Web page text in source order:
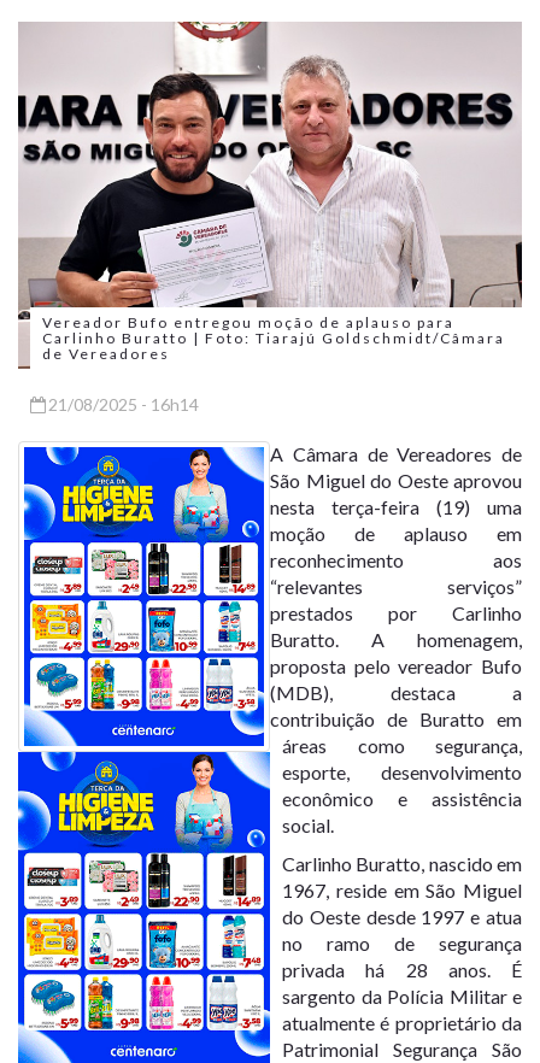
Vereador Bufo entregou moção de aplauso para
Carlinho Buratto | Foto: Tiarajú Goldschmidt/Câmara
de Vereadores
21/08/2025 - 16h14
A Câmara de Vereadores de
São Miguel do Oeste aprovou
nesta terça-feira (19) uma
moção de aplauso em
reconhecimento aos
“relevantes serviços”
prestados por Carlinho
Buratto. A homenagem,
proposta pelo vereador Bufo
(MDB), destaca a
contribuição de Buratto em
áreas como segurança,
esporte, desenvolvimento
econômico e assistência
social.
Carlinho Buratto, nascido em
1967, reside em São Miguel
do Oeste desde 1997 e atua
no ramo de segurança
privada há 28 anos. É
sargento da Polícia Militar e
atualmente é proprietário da
Patrimonial Segurança São